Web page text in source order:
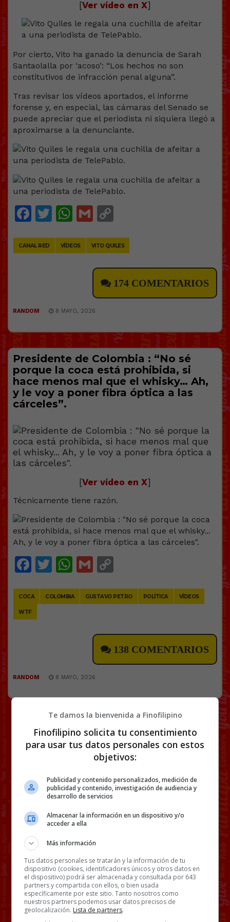
[Ver vídeo en X]
Por cierto, Vito ha ganado la denuncia de Sarah
Santaolalla por ‘acoso’: “Los hechos no son
constitutivos de infracción penal alguna”.
Tras revisar los vídeos aportados, el informe
forense y, en especial, las cámaras del Senado se
puede apreciar que el periodista ni siquiera llegó a
aproximarse a la denunciante.
Facebook
Twitter
WhatsApp
Gmail
CANAL RED VÍDEOS VITO QUILES
174 COMENTARIOS
RANDOM 8 MAYO, 2026
Presidente de Colombia : “No sé
porque la coca está prohibida, si
hace menos mal que el whisky… Ah,
y le voy a poner fibra óptica a las
cárceles”.
[Ver vídeo en X]
Técnicamente tiene razón.
Facebook
Twitter
WhatsApp
Gmail
COCA COLOMBIA GUSTAVO PETRO POLÍTICA VÍDEOS
WTF
138 COMENTARIOS
RANDOM 8 MAYO, 2026
Te damos la bienvenida a Finofilipino
Finofilipino solicita tu consentimiento
para usar tus datos personales con estos
objetivos:
Publicidad y contenido personalizados, medición de
publicidad y contenido, investigación de audiencia y
desarrollo de servicios
Almacenar la información en un dispositivo y/o
acceder a ella
Más información
Tus datos personales se tratarán y la información de tu
dispositivo (cookies, identificadores únicos y otros datos en
el dispositivo) podrá ser almacenada y consultada por 643
partners y compartida con ellos, o bien usada
específicamente por este sitio. Tanto nosotros como
nuestros partners podemos usar datos precisos de
geolocalización. Lista de partners.